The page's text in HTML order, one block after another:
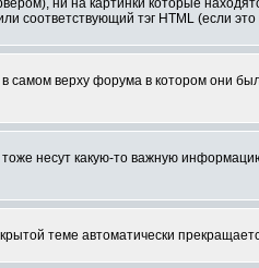
ни на картинки которые
соответствующий тэг HTML (если
верху форума в котором они
несут какую-то важную
теме автоматически